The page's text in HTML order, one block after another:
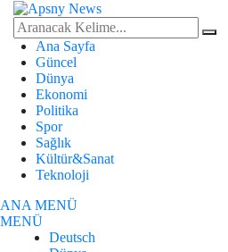
Ana Sayfa
Güncel
Dünya
Ekonomi
Politika
Spor
Sağlık
Kültür&Sanat
Teknoloji
ANA MENÜ
MENÜ
Deutsch